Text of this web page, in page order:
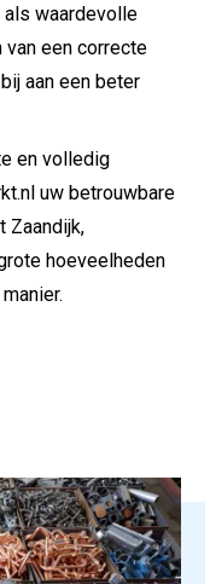
waardevolle
een correcte
aan een beter
en volledig
uw betrouwbare
Zaandijk,
hoeveelheden